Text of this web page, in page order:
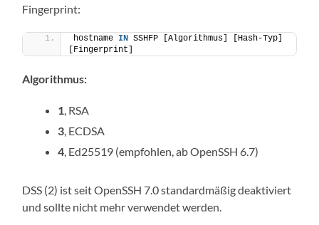
Fingerprint:
hostname IN SSHFP [Algorithmus] [Hash-Typ]
[Fingerprint]
Algorithmus:
1, RSA
3, ECDSA
4, Ed25519 (empfohlen, ab OpenSSH 6.7)
DSS (2) ist seit OpenSSH 7.0 standardmäßig deaktiviert
und sollte nicht mehr verwendet werden.